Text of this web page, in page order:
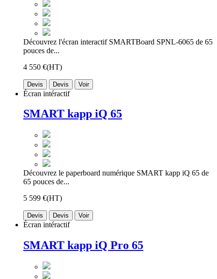
Découvrez l'écran interactif SMARTBoard SPNL-6065 de 65
pouces de...
4 550 €(HT)
Devis Devis Voir
Écran intéractif
SMART kapp iQ 65
Découvrez le paperboard numérique SMART kapp iQ 65 de
65 pouces de...
5 599 €(HT)
Devis Devis Voir
Écran intéractif
SMART kapp iQ Pro 65